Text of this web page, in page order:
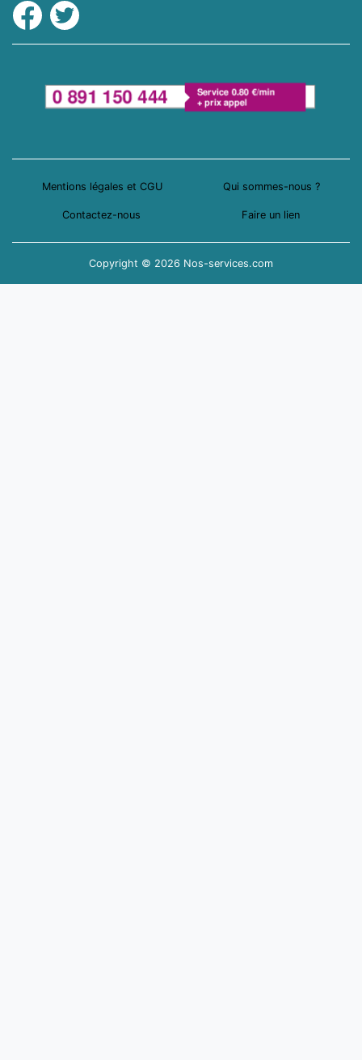
Facebook
Twitter
Mentions légales et CGU Qui sommes-nous ?
Contactez-nous Faire un lien
Copyright © 2026 Nos-services.com